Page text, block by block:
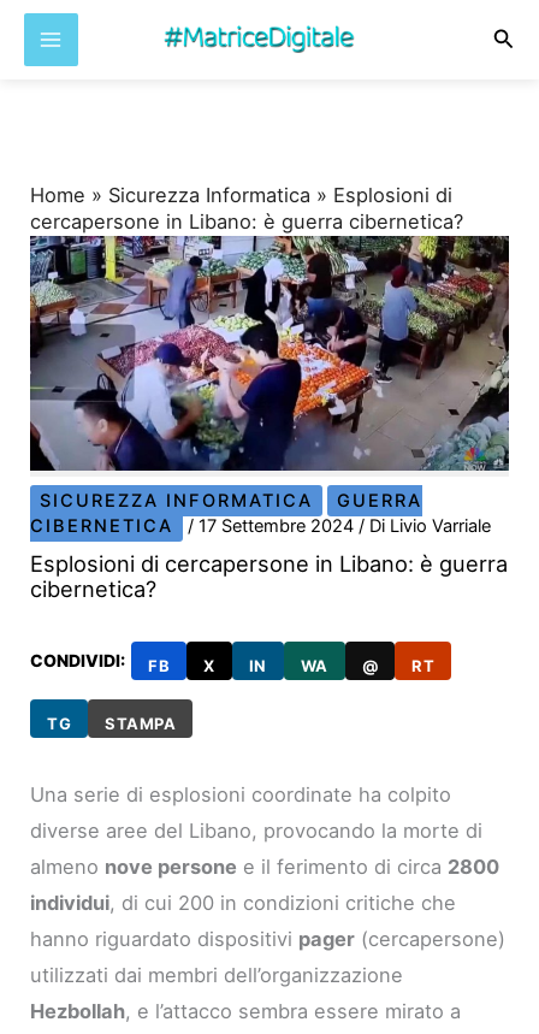
Home » Sicurezza Informatica » Esplosioni di
cercapersone in Libano: è guerra cibernetica?
SICUREZZA INFORMATICA
GUERRA
CIBERNETICA
/17 Settembre 2024/ Di Livio Varriale
Esplosioni di cercapersone in Libano: è guerra
cibernetica?
CONDIVIDI: FB X IN WA @ RT
TG STAMPA
Una serie di esplosioni coordinate ha colpito
diverse aree del Libano, provocando la morte di
almeno nove persone e il ferimento di circa 2800
individui, di cui 200 in condizioni critiche che
hanno riguardato dispositivi pager (cercapersone)
utilizzati dai membri dell’organizzazione
Hezbollah, e l’attacco sembra essere mirato a